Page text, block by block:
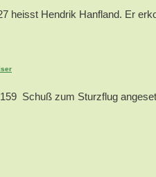
heisst Hendrik Hanfland. Er
Schuß zum Sturzflug